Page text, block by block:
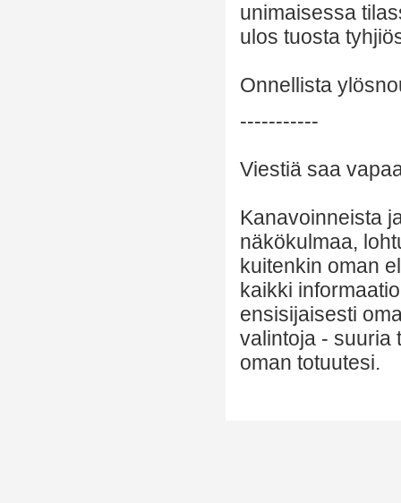
unimaisessa
ulos tuosta
Onnellista
-----------
Viestiä saa
Kanavoinneista
näkökulmaa,
kuitenkin oman
kaikki
ensisijaisesti
valintoja - suuria
oman totuutesi.